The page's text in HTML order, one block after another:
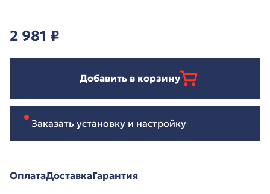
2 981 ₽
Добавить в корзину
Заказать установку и настройку
ОплатаДоставкаГарантия